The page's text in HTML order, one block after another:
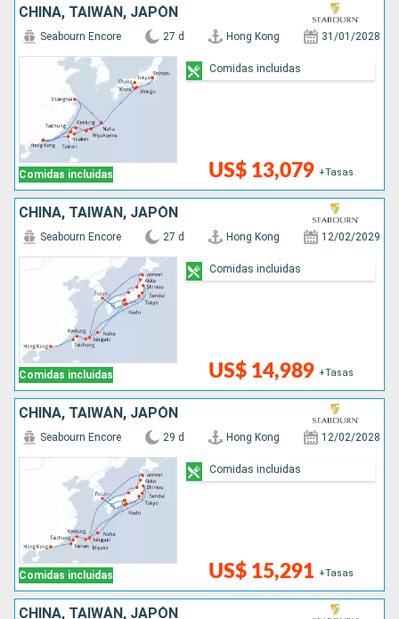
CHINA, TAIWÁN, JAPÓN
Comidas incluidas
Seabourn Encore 27 d Hong Kong 31/01/2028
US$ 13,079 +Tasas
Comidas incluidas
CHINA, TAIWÁN, JAPÓN
Comidas incluidas
Seabourn Encore 27 d Hong Kong 12/02/2029
US$ 14,989 +Tasas
Comidas incluidas
CHINA, TAIWÁN, JAPÓN
Comidas incluidas
Seabourn Encore 29 d Hong Kong 12/02/2028
US$ 15,291 +Tasas
Comidas incluidas
CHINA, TAIWÁN, JAPÓN